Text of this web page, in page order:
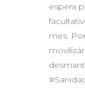
espera
mes.